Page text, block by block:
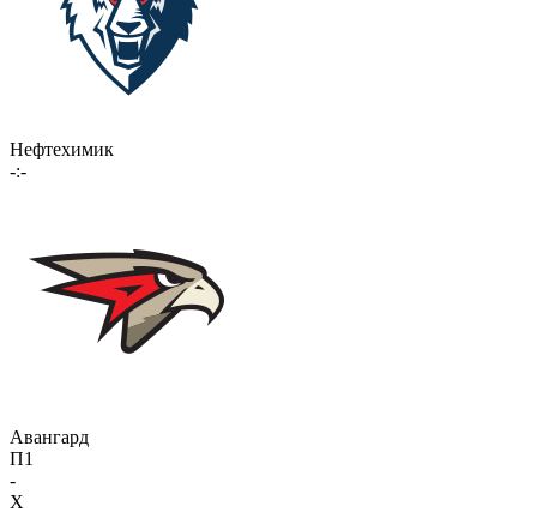
Нефтехимик
-:-
Авангард
П1
-
X